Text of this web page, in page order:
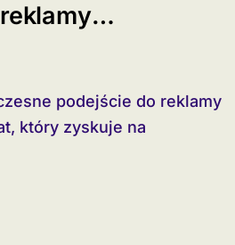
który zyskuje na